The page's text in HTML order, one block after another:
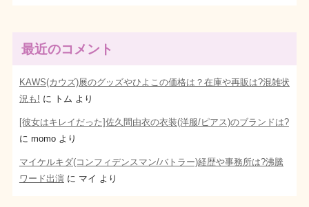
最近のコメント
KAWS(カウズ)展のグッズやひよこの価格は？在庫や再販は?混雑状
況も! に トム より
[彼女はキレイだった]佐久間由衣の衣装(洋服/ピアス)のブランドは?
に momoより
マイケルキダ(コンフィデンスマン/バトラー)経歴や事務所は?沸騰
ワード出演に マイ より